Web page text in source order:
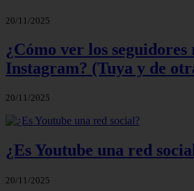
20/11/2025
¿Cómo ver los seguidores
Instagram? (Tuya y de
20/11/2025
¿Es Youtube una red
20/11/2025